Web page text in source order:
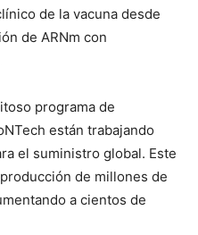
de la vacuna desde
de ARNm con
programa de
están trabajando
el suministro global. Este
de millones de
a cientos de